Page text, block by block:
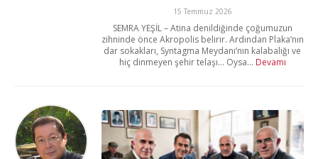
15 Temmuz 2026
SEMRA YEŞİL – Atina denildiğinde çoğumuzun
zihninde önce Akropolis belirir. Ardından Plaka’nın
dar sokakları, Syntagma Meydanı’nın kalabalığı ve
hiç dinmeyen şehir telaşı… Oysa... Devamı